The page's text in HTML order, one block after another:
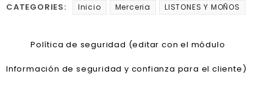
CATEGORIES: Inicio Merceria LISTONES Y MOÑOS
Política de seguridad (editar con el módulo
Información de seguridad y confianza para el cliente)